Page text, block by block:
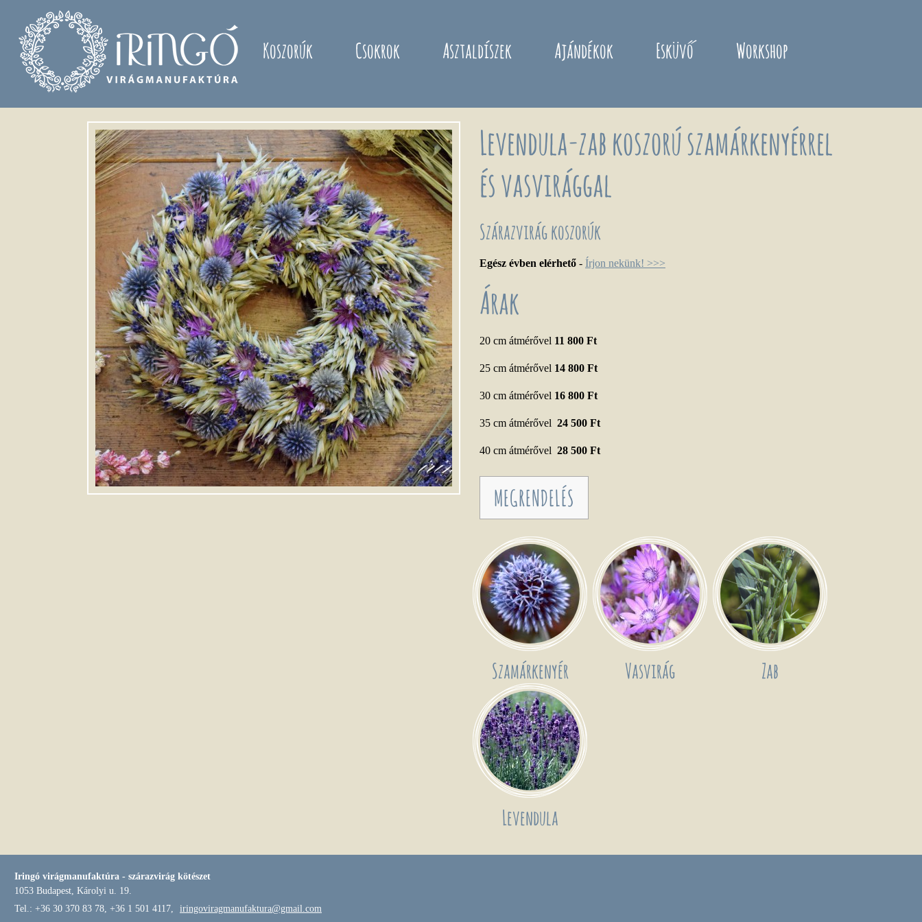
Koszorúk Csokrok Asztaldíszek Ajándékok Esküvő Workshop
Levendula-zab koszorú szamárkenyérrel
és vasvirággal
Szárazvirág koszorúk
Egész évben elérhető - Írjon nekünk! >>>
Árak
20 cm átmérővel 11 800 Ft
25 cm átmérővel 14 800 Ft
30 cm átmérővel 16 800 Ft
35 cm átmérővel 24 500 Ft
40 cm átmérővel 28 500 Ft
MEGRENDELÉS
Szamárkenyér Vasvirág Zab
Levendula
Iringó virágmanufaktúra - szárazvirág kötészet
1053 Budapest, Károlyi u. 19.
Tel.: +36 30 370 83 78, +36 1 501 4117,
iringoviragmanufaktura@gmail.com